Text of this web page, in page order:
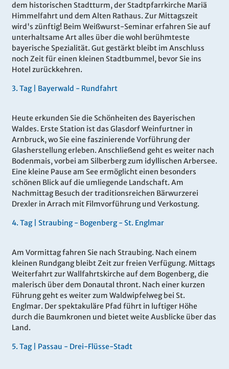
dem historischen Stadtturm, der Stadtpfarrkirche Mariä
Himmelfahrt und dem Alten Rathaus. Zur Mittagszeit
wird's zünftig! Beim Weißwurst-Seminar erfahren Sie auf
unterhaltsame Art alles über die wohl berühmteste
bayerische Spezialität. Gut gestärkt bleibt im Anschluss
noch Zeit für einen kleinen Stadtbummel, bevor Sie ins
Hotel zurückkehren.
3. Tag | Bayerwald - Rundfahrt
Heute erkunden Sie die Schönheiten des Bayerischen
Waldes. Erste Station ist das Glasdorf Weinfurtner in
Arnbruck, wo Sie eine faszinierende Vorführung der
Glasherstellung erleben. Anschließend geht es weiter nach
Bodenmais, vorbei am Silberberg zum idyllischen Arbersee.
Eine kleine Pause am See ermöglicht einen besonders
schönen Blick auf die umliegende Landschaft. Am
Nachmittag Besuch der traditionsreichen Bärwurzerei
Drexler in Arrach mit Filmvorführung und Verkostung.
4. Tag | Straubing - Bogenberg - St. Englmar
Am Vormittag fahren Sie nach Straubing. Nach einem
kleinen Rundgang bleibt Zeit zur freien Verfügung. Mittags
Weiterfahrt zur Wallfahrtskirche auf dem Bogenberg, die
malerisch über dem Donautal thront. Nach einer kurzen
Führung geht es weiter zum Waldwipfelweg bei St.
Englmar. Der spektakuläre Pfad führt in luftiger Höhe
durch die Baumkronen und bietet weite Ausblicke über das
Land.
5. Tag | Passau - Drei-Flüsse-Stadt